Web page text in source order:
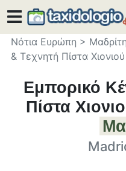
Νότια Ευρώπη > Μαδρίτη
& Τεχνητή Πίστα
Εμπορικό
Πίστα